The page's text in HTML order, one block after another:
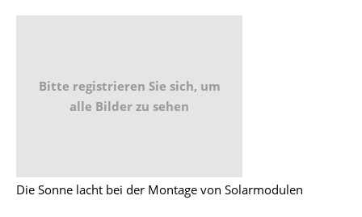
Bitte registrieren Sie sich, um
alle Bilder zu sehen
Die Sonne lacht bei der Montage von Solarmodulen